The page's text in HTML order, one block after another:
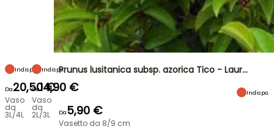
Indispo.
Da20,50 €
Vaso
da
3L/4L
Indispo.
Da14,90 €
Vaso
da
2L/3L
Prunus lusitanica subsp. azorica Tico - Laur…
Indispo.
Da5,90 €
Vasetto da 8/9 cm